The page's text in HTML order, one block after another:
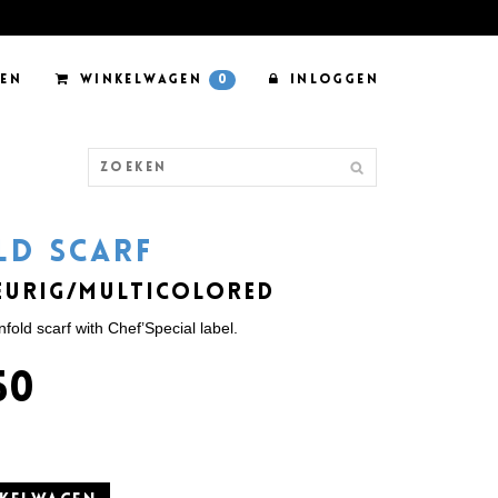
EN WINKELWAGEN 0 INLOGGEN
SCARF
MULTICOLORED
scarf with Chef’Special label.